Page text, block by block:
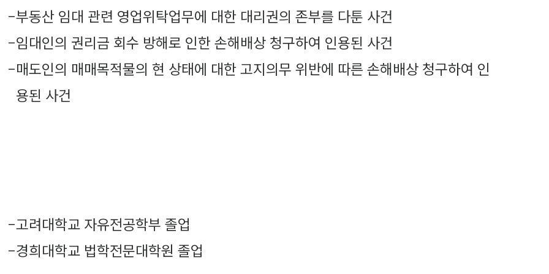
-부동산 임대 관련 영업위탁업무에 대한 대리권의 존부를 다툰 사건
-임대인의 권리금 회수 방해로 인한 손해배상 청구하여 인용된 사건
-매도인의 매매목적물의 현 상태에 대한 고지의무 위반에 따른 손해배상 청구하여 인
용된 사건
-고려대학교 자유전공학부 졸업
-경희대학교 법학전문대학원 졸업